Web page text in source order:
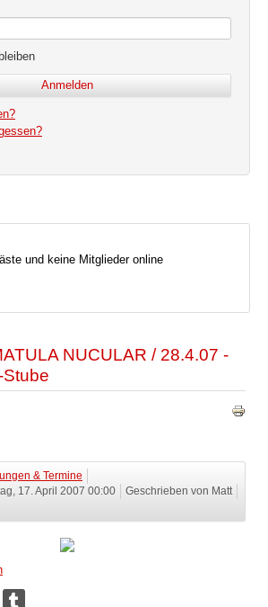
und keine Mitglieder online
NUCULAR / 28.4.07 -
& Termine
17. April 2007 00:00
Geschrieben von Matt